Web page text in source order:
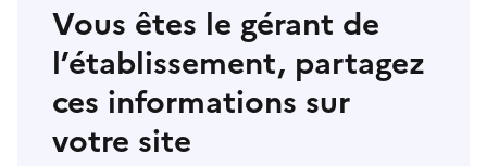
Vous êtes le gérant de
l’établissement, partagez
ces informations sur
votre site